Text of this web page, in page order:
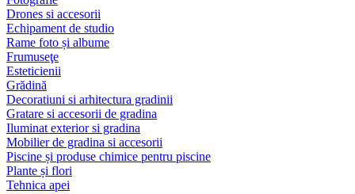
Drones si accesorii
Echipament de studio
Rame foto și albume
Frumuseţe
Esteticienii
Grădină
Decoratiuni si arhitectura gradinii
Gratare si accesorii de gradina
Iluminat exterior si gradina
Mobilier de gradina si accesorii
Piscine și produse chimice pentru piscine
Plante și flori
Tehnica apei